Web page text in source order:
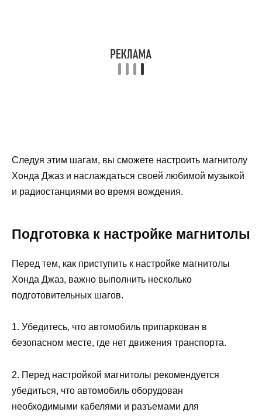
Следуя этим шагам, вы сможете настроить магнитолу
Хонда Джаз и наслаждаться своей любимой музыкой
и радиостанциями во время вождения.
Подготовка к настройке магнитолы
Перед тем, как приступить к настройке магнитолы
Хонда Джаз, важно выполнить несколько
подготовительных шагов.
1. Убедитесь, что автомобиль припаркован в
безопасном месте, где нет движения транспорта.
2. Перед настройкой магнитолы рекомендуется
убедиться, что автомобиль оборудован
необходимыми кабелями и разъемами для